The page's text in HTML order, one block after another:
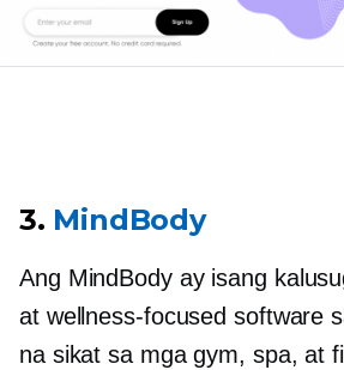
3. MindBody
Ang MindBody ay isang
at wellness-focused software
na sikat sa mga gym, spa, at